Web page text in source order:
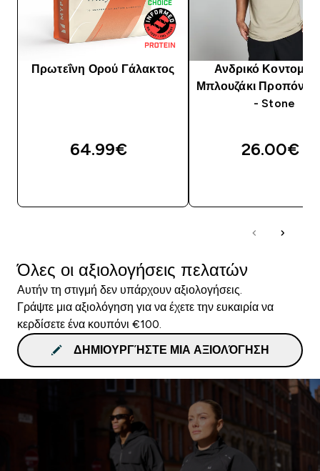
Πρωτεΐνη Ορού Γάλακτος
64.99€‎
Ανδρικό
Μπλουζάκι
- Stone
26.00€‎
Όλες οι αξιολογήσεις πελατών
Αυτήν τη στιγμή δεν υπάρχουν αξιολογήσεις.
Γράψτε μια αξιολόγηση για να έχετε την ευκαιρία να
κερδίσετε ένα κουπόνι €100.
ΔΗΜΙΟΥΡΓΉΣΤΕ ΜΙΑ ΑΞΙΟΛΌΓΗΣΗ